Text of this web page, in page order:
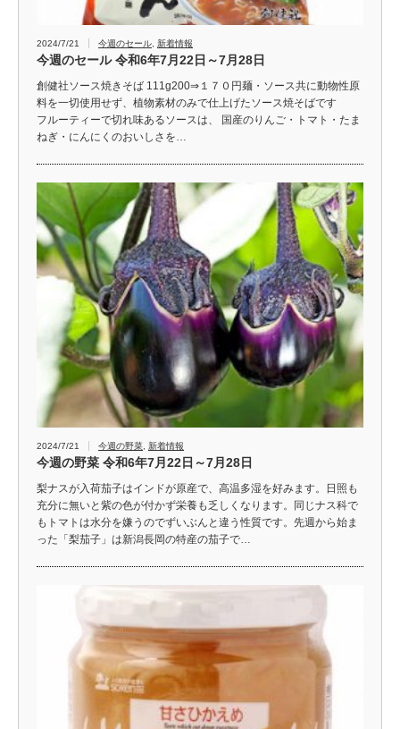
2024/7/21 今週のセール 新着情報
今週のセール 令和6年7月22日～7月28日
創健社ソース焼きそば 111g200⇒１７０円麺・ソース共に動物性原
料を一切使用せず、植物素材のみで仕上げたソース焼そばです
フルーティーで切れ味あるソースは、 国産のりんご・トマト・たま
ねぎ・にんにくのおいしさを…
2024/7/21 今週の野菜 新着情報
今週の野菜 令和6年7月22日～7月28日
梨ナスが入荷茄子はインドが原産で、高温多湿を好みます。日照も
充分に無いと紫の色が付かず栄養も乏しくなります。同じナス科で
もトマトは水分を嫌うのでずいぶんと違う性質です。先週から始ま
った「梨茄子」は新潟長岡の特産の茄子で…